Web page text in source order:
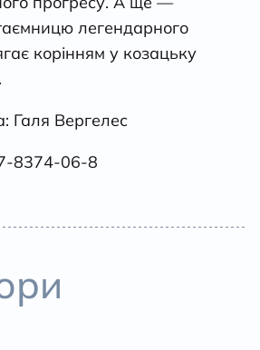
легендарного
корінням у козацьку
Галя Вергелес
8374-06-8